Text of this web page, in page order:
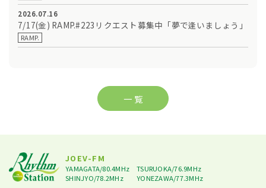
2026.07.16
7/17(金) RAMP.#223リクエスト募集中「夢で逢いましょう」
RAMP.
一 覧
JOEV-FM
YAMAGATA/80.4MHz
TSURUOKA/76.9MHz
SHINJYO/78.2MHz
YONEZAWA/77.3MHz